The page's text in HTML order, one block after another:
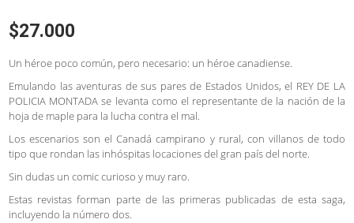
$27.000
Un héroe poco común, pero necesario: un héroe canadiense.
Emulando las aventuras de sus pares de Estados Unidos, el REY DE LA
POLICIA MONTADA se levanta como el representante de la nación de la
hoja de maple para la lucha contra el mal.
Los escenarios son el Canadá campirano y rural, con villanos de todo
tipo que rondan las inhóspitas locaciones del gran país del norte.
Sin dudas un comic curioso y muy raro.
Estas revistas forman parte de las primeras publicadas de esta saga,
incluyendo la número dos.